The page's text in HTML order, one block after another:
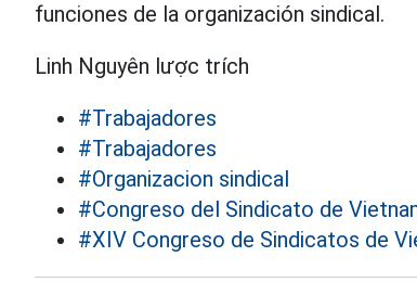
funciones de la organización sindical.
Linh Nguyên lược trích
#Trabajadores
#Trabajadores
#Organizacion sindical
#Congreso del Sindicato de
#XIV Congreso de Sindicatos de